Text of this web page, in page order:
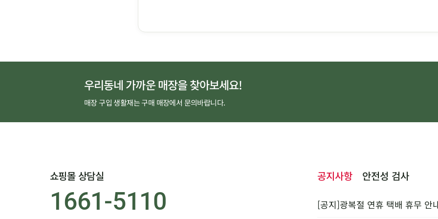
우리동네 가까운 매장을 찾아보세요!
매장 구입 생활재는 구매 매장에서 문의바랍니다.
쇼핑몰 상담실
1661-5110
공지사항 안전성 검사
[공지]광복절 연휴 택배 휴무 안